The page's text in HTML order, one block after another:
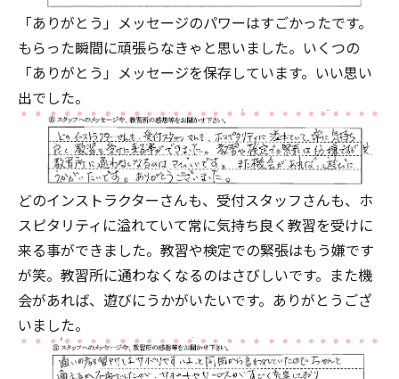
「ありがとう」メッセージのパワーはすごかったです。
もらった瞬間に頑張らなきゃと思いました。いくつの
「ありがとう」メッセージを保存しています。いい思い
出でした。
どのインストラクターさんも、受付スタッフさんも、ホ
スピタリティに溢れていて常に気持ち良く教習を受けに
来る事ができました。教習や検定での緊張はもう嫌です
が笑。教習所に通わなくなるのはさびしいです。また機
会があれば、遊びにうかがいたいです。ありがとうござ
いました。